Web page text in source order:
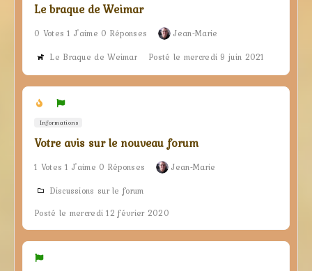
Le braque de Weimar
0 Votes 1 J'aime 0 Réponses
Jean-Marie
Le Braque de Weimar
Posté le mercredi 9 juin 2021
Informations
Votre avis sur le nouveau forum
1 Votes 1 J'aime 0 Réponses
Jean-Marie
Discussions sur le forum
Posté le mercredi 12 février 2020